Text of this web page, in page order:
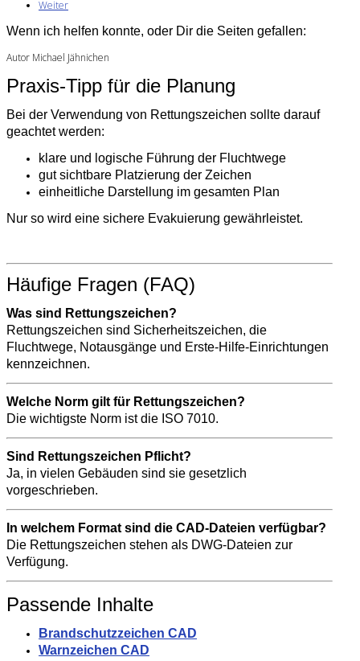
Weiter
Wenn ich helfen konnte, oder Dir die Seiten gefallen:
Autor Michael Jähnichen
Praxis-Tipp für die Planung
Bei der Verwendung von Rettungszeichen sollte darauf
geachtet werden:
klare und logische Führung der Fluchtwege
gut sichtbare Platzierung der Zeichen
einheitliche Darstellung im gesamten Plan
Nur so wird eine sichere Evakuierung gewährleistet.
Häufige Fragen (FAQ)
Was sind Rettungszeichen?
Rettungszeichen sind Sicherheitszeichen, die
Fluchtwege, Notausgänge und Erste-Hilfe-Einrichtungen
kennzeichnen.
Welche Norm gilt für Rettungszeichen?
Die wichtigste Norm ist die ISO 7010.
Sind Rettungszeichen Pflicht?
Ja, in vielen Gebäuden sind sie gesetzlich
vorgeschrieben.
In welchem Format sind die CAD-Dateien verfügbar?
Die Rettungszeichen stehen als DWG-Dateien zur
Verfügung.
Passende Inhalte
Brandschutzzeichen CAD
Warnzeichen CAD